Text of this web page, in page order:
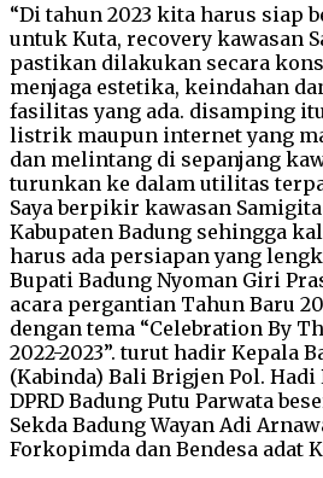
“Di tahun 2023 kita harus siap
untuk Kuta, recovery kawasan
pastikan dilakukan secara
menjaga estetika, keindahan
fasilitas yang ada. disamping
listrik maupun internet yang
dan melintang di sepanjang
turunkan ke dalam utilitas
Saya berpikir kawasan
Kabupaten Badung sehingga
harus ada persiapan yang
Bupati Badung Nyoman Giri
acara pergantian Tahun Baru
dengan tema “Celebration By
2022-2023”. turut hadir Kepala
(Kabinda) Bali Brigjen Pol. Hadi
DPRD Badung Putu Parwata
Sekda Badung Wayan Adi
Forkopimda dan Bendesa adat